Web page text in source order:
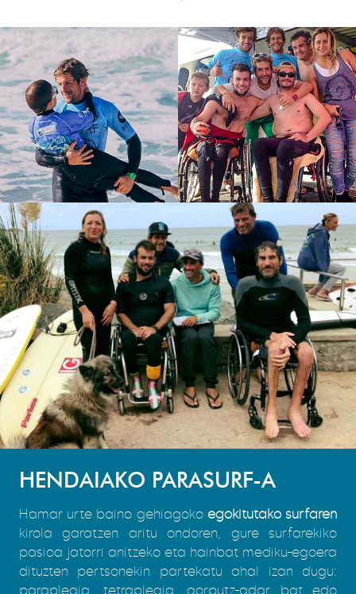
HENDAIAKO PARASURF-A
Hamar urte baino gehiagoko egokitutako surfaren
kirola garatzen aritu ondoren, gure surfarekiko
pasioa jatorri anitzeko eta hainbat mediku-egoera
dituzten pertsonekin partekatu ahal izan dugu:
paraplegia, tetraplegia, gorputz-adar bat edo